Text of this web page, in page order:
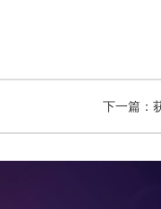
下一篇：